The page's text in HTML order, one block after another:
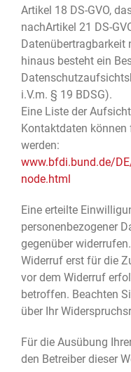
Artikel 18 DS-GVO,
nachArtikel 21 DS-
Datenübertragbarkeit
hinaus besteht ein
i.V.m. § 19 BDSG).
Eine Liste der
Kontaktdaten
werden:
www.bfdi.bund.de/
node.html
Eine erteilte
personenbezogener
gegenüber
Widerruf erst für die
vor dem Widerruf
betroffen. Beachten
über Ihr
Für die Ausübung
den Betreiber dieser